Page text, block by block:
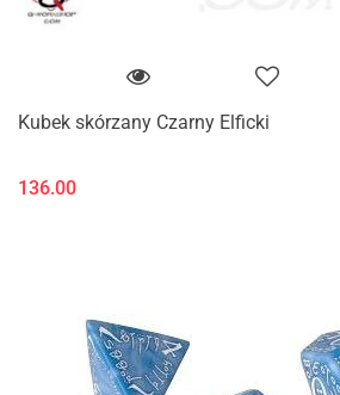
Kubek skórzany Czarny Elficki
136.00